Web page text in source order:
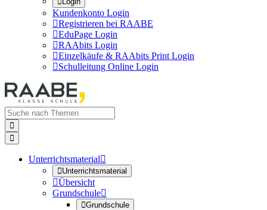
Kundenkonto Login
Registrieren bei RAABE
EduPage Login
RAAbits Login
Einzelkäufe & RAAbits Print Login
Schulleitung Online Login


Unterrichtsmaterial
Unterrichtsmaterial
Übersicht
Grundschule
Grundschule